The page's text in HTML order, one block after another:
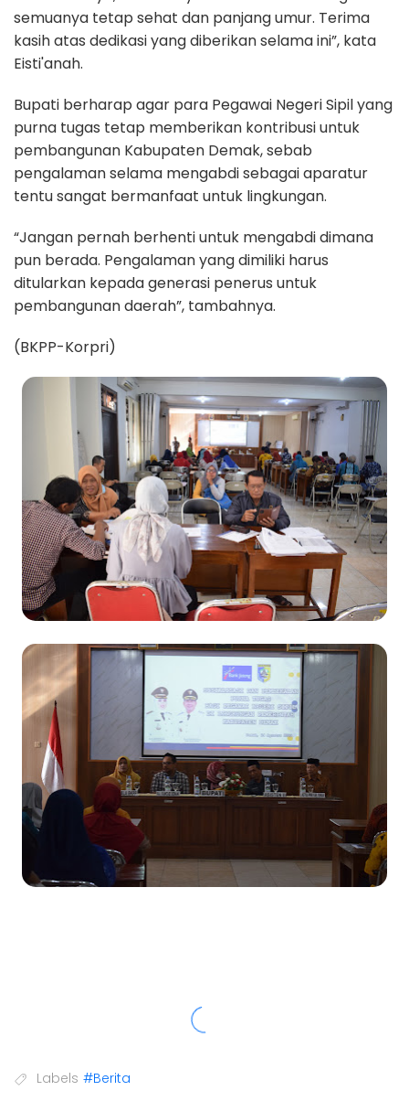
semuanya tetap sehat dan panjang umur. Terima
kasih atas dedikasi yang diberikan selama ini”, kata
Eisti'anah.
Bupati berharap agar para Pegawai Negeri Sipil yang
purna tugas tetap memberikan kontribusi untuk
pembangunan Kabupaten Demak, sebab
pengalaman selama mengabdi sebagai aparatur
tentu sangat bermanfaat untuk lingkungan.
“Jangan pernah berhenti untuk mengabdi dimana
pun berada. Pengalaman yang dimiliki harus
ditularkan kepada generasi penerus untuk
pembangunan daerah”, tambahnya.
(BKPP-Korpri)
Labels #Berita